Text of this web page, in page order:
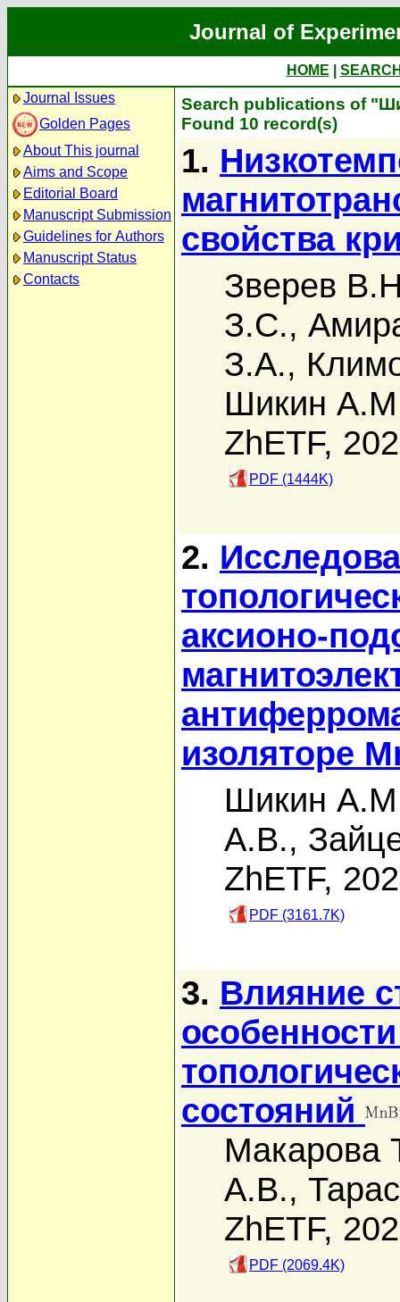
Journal of
HOME
Journal Issues
Golden Pages
About This journal
Aims and Scope
Editorial Board
Manuscript Submission
Guidelines for Authors
Manuscript Status
Contacts
Search publications of
Found 10 record(s)
1.
свойства
Зверев
З.С.,
З.А.,
Шикин
ZhETF,
PDF (1444K)
2.
аксионо-
изоляторе
Шикин
А.В.,
ZhETF,
PDF (3161.7K)
3. Влияние
состояний
Макарова
А.В.,
ZhETF,
PDF (2069.4K)